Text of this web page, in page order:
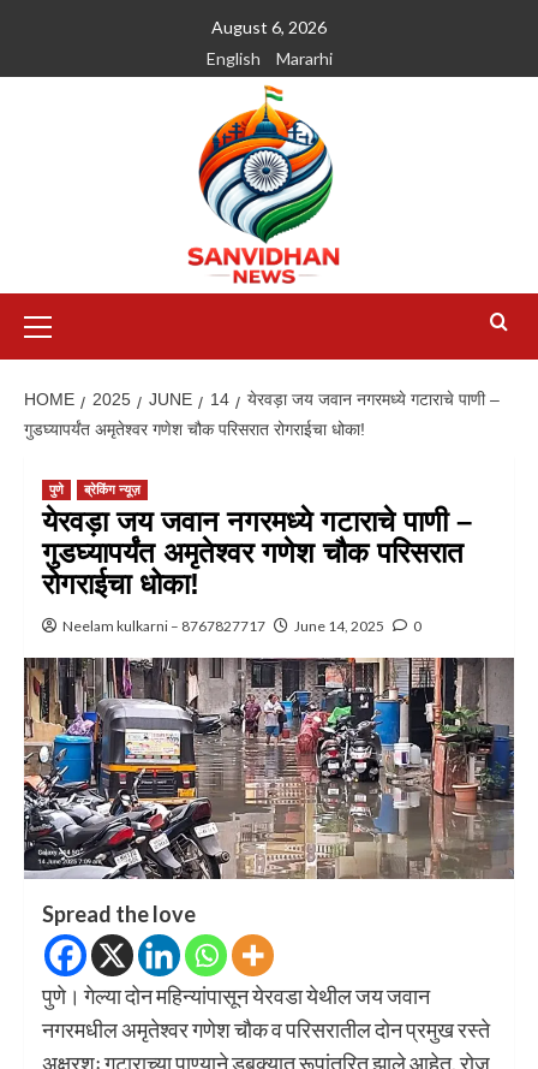
August 6, 2026
English
Mararhi
HOME 2025 JUNE 14
येरवड़ा जय जवान नगरमध्ये गटाराचे पाणी –
गुडघ्यापर्यंत अमृतेश्वर गणेश चौक परिसरात रोगराईचा धोका!
पुणे ब्रेकिंग न्यूज़
येरवड़ा जय जवान नगरमध्ये गटाराचे पाणी –
गुडघ्यापर्यंत अमृतेश्वर गणेश चौक परिसरात
रोगराईचा धोका!
Neelam kulkarni – 8767827717 June 14, 2025 0
Spread the love
पुणे। गेल्या दोन महिन्यांपासून येरवडा येथील जय जवान
नगरमधील अमृतेश्वर गणेश चौक व परिसरातील दोन प्रमुख रस्ते
अक्षरशः गटाराच्या पाण्याने डबक्यात रूपांतरित झाले आहेत. रोज